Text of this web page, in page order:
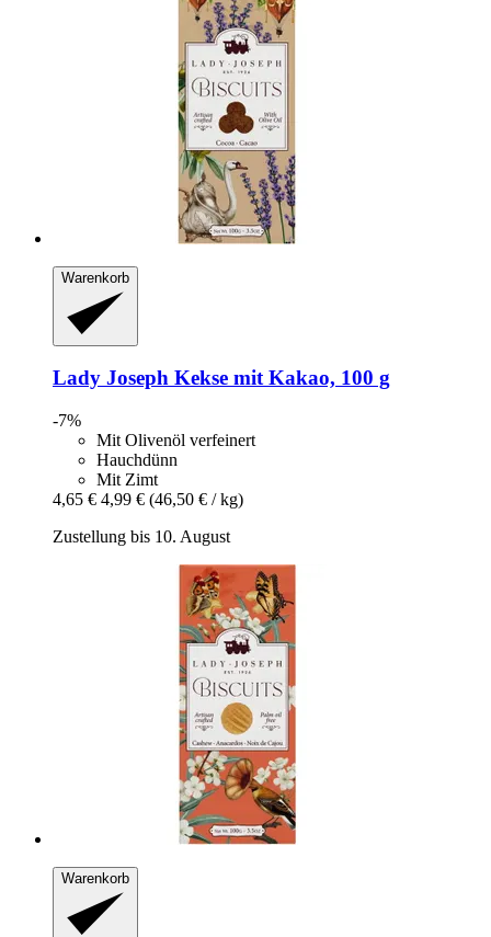
Warenkorb
Lady Joseph Kekse mit Kakao, 100 g
-7%
Mit Olivenöl verfeinert
Hauchdünn
Mit Zimt
4,65 € 4,99 € (46,50 € / kg)
Zustellung bis 10. August
Warenkorb